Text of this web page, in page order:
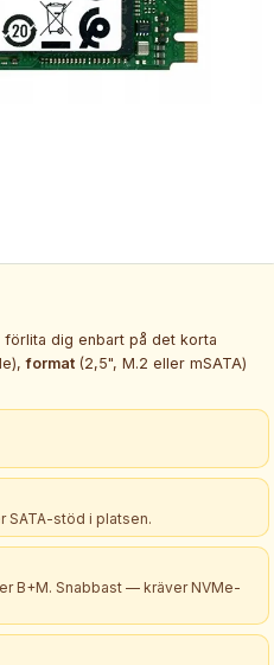
dig enbart på det korta
format (2,5", M.2 eller mSATA)
SATA-stöd i platsen.
B+M. Snabbast — kräver NVMe-